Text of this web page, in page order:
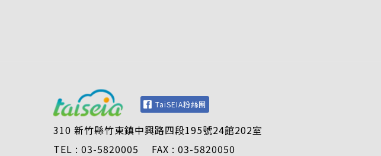
TaiSEIA粉絲團
310 新竹縣竹東鎮中興路四段195號24館202室
TEL : 03-5820005 FAX : 03-5820050